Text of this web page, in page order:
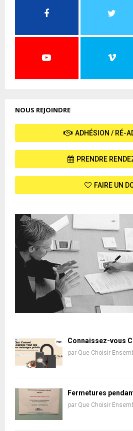
NOUS REJOINDRE
ADHÉSION / RÉ-
PRENDRE
FAIRE UN
Connaissez-vous
par Que Choisir
Fermetures
par Que Choisir